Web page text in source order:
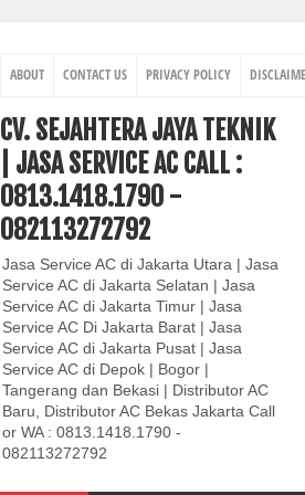
ABOUT CONTACT US PRIVACY POLICY
CV. SEJAHTERA JAYA TEKNIK
| JASA SERVICE AC CALL :
0813.1418.1790 -
082113272792
Jasa Service AC di Jakarta Utara | Jasa
Service AC di Jakarta Selatan | Jasa
Service AC di Jakarta Timur | Jasa
Service AC Di Jakarta Barat | Jasa
Service AC di Jakarta Pusat | Jasa
Service AC di Depok | Bogor |
Tangerang dan Bekasi | Distributor AC
Baru, Distributor AC Bekas Jakarta Call
or WA : 0813.1418.1790 -
082113272792